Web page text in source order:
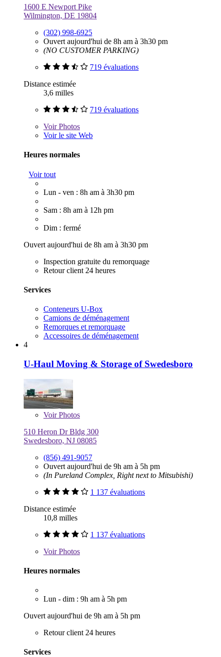
1600 E Newport Pike
Wilmington, DE 19804
(302) 998-6925
Ouvert aujourd'hui de 8h am à 3h30 pm
(NO CUSTOMER PARKING)
719 évaluations
Distance estimée
3,6 milles
719 évaluations
VoirPhotos
Voir le site Web
Heures normales
Voir tout
Lun - ven : 8h am à 3h30 pm
Sam : 8h am à 12h pm
Dim : fermé
Ouvert aujourd'hui de 8h am à 3h30 pm
Inspection gratuite du remorquage
Retour client 24 heures
Services
Conteneurs U-Box
Camions de déménagement
Remorques et remorquage
Accessoires de déménagement
4
U-Haul Moving & Storage of Swedesboro
VoirPhotos
510 Heron Dr Bldg 300
Swedesboro, NJ 08085
(856) 491-9057
Ouvert aujourd'hui de 9h am à 5h pm
(In Pureland Complex, Right next to Mitsubishi)
1 137 évaluations
Distance estimée
10,8 milles
1 137 évaluations
VoirPhotos
Heures normales
Lun - dim : 9h am à 5h pm
Ouvert aujourd'hui de 9h am à 5h pm
Retour client 24 heures
Services